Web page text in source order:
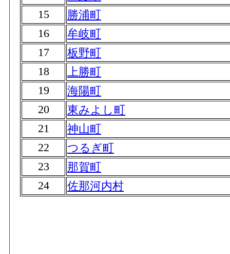
15
勝浦町
16
牟岐町
17
板野町
18
上勝町
19
海陽町
20
東みよし町
21
神山町
22
つるぎ町
23
那賀町
24
佐那河内村